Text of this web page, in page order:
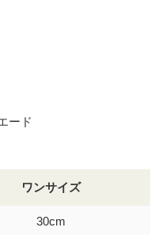
ード
ワンサイズ
30cm